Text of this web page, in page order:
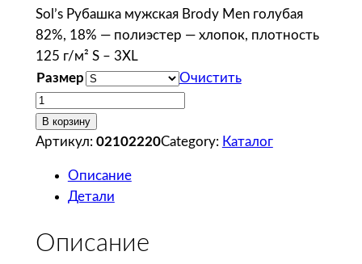
Sol’s Рубашка мужская Brody Men голубая
82%, 18% — полиэстер — хлопок, плотность
125 г/м² S – 3XL
Размер
Очистить
К
о
л
т
В корзину
Артикул: 02102220Category: Каталог
Описание
Детали
Описание